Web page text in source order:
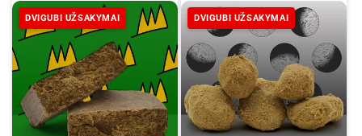
DVIGUBI UŽSAKYMAI DVIGUBI UŽSAKYMAI